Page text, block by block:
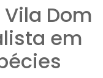
Dom
em